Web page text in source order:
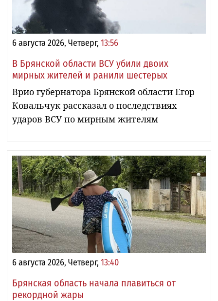
6 августа 2026, Четверг, 13:56
В Брянской области ВСУ убили двоих
мирных жителей и ранили шестерых
Врио губернатора Брянской области Егор
Ковальчук рассказал о последствиях
ударов ВСУ по мирным жителям
6 августа 2026, Четверг, 13:40
Брянская область начала плавиться от
рекордной жары